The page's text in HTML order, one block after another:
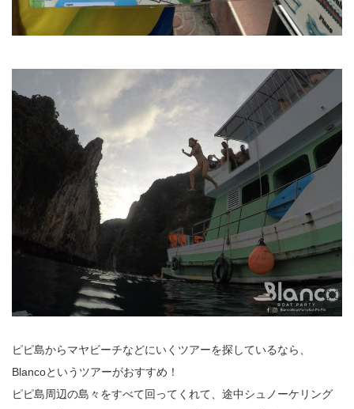
ピピ島からマヤビーチなどにいくツアーを探しているなら、
Blancoというツアーがおすすめ！
ピピ島周辺の島々をすべて回ってくれて、途中シュノーケリング